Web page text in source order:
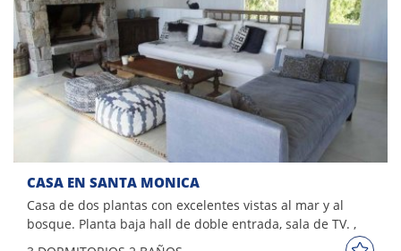
CASA EN SANTA MONICA
Casa de dos plantas con excelentes vistas al mar y al
bosque. Planta baja hall de doble entrada, sala de TV. ,
toilette, 2 dormitorios con baños en suite. Planta superior